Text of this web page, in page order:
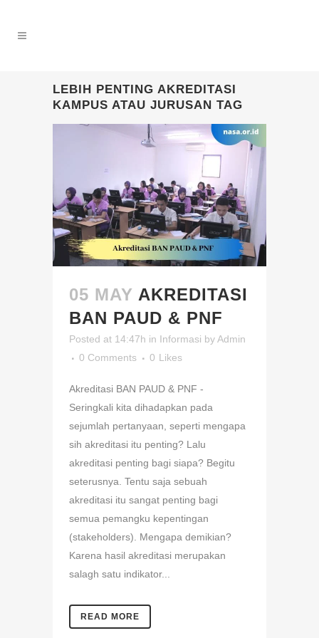
LEBIH PENTING AKREDITASI
KAMPUS ATAU JURUSAN TAG
05 MAY AKREDITASI
BAN PAUD & PNF
Posted at 14:47h in Informasi byAdmin
0 Comments
0 Likes
Akreditasi BAN PAUD & PNF -
Seringkali kita dihadapkan pada
sejumlah pertanyaan, seperti mengapa
sih akreditasi itu penting? Lalu
akreditasi penting bagi siapa? Begitu
seterusnya. Tentu saja sebuah
akreditasi itu sangat penting bagi
semua pemangku kepentingan
(stakeholders). Mengapa demikian?
Karena hasil akreditasi merupakan
salagh satu indikator...
READ MORE